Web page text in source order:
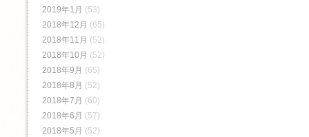
2019年1月 (53)
2018年12月 (65)
2018年11月 (52)
2018年10月 (52)
2018年9月 (65)
2018年8月 (52)
2018年7月 (60)
2018年6月 (57)
2018年5月 (52)